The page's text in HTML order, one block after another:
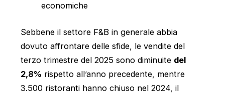
economiche
Sebbene il settore F&B in generale abbia
dovuto affrontare delle sfide, le vendite del
terzo trimestre del 2025 sono diminuite del
2,8% rispetto all’anno precedente, mentre
3.500 ristoranti hanno chiuso nel 2024, il